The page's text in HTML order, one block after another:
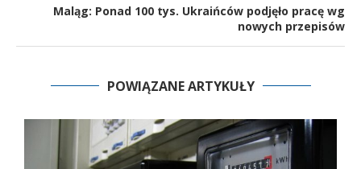
Maląg: Ponad 100 tys. Ukraińców podjęło pracę wg
nowych przepisów
POWIĄZANE ARTYKUŁY